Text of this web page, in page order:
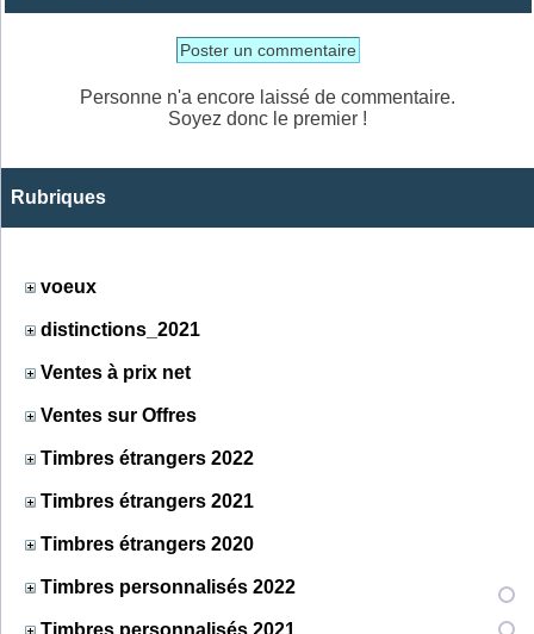
Poster un commentaire
Personne n'a encore laissé de commentaire.
Soyez donc le premier !
Rubriques
voeux
distinctions_2021
Ventes à prix net
Ventes sur Offres
Timbres étrangers 2022
Timbres étrangers 2021
Timbres étrangers 2020
Timbres personnalisés 2022
Timbres personnalisés 2021